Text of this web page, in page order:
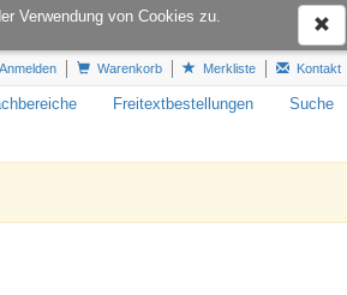
Verwendung von Cookies zu.
Hotline: +49 6151-16-22444
Anmelden Warenkorb Merkliste Kontakt
Freitextbestellungen Suche